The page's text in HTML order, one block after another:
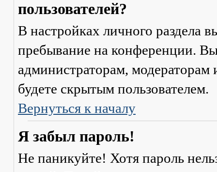
пользователей?
В настройках личного раздела
пребывание на конференции.
администраторам,
будете скрытым пользователем.
Вернуться к началу
Я забыл пароль!
Не паникуйте! Хотя пароль